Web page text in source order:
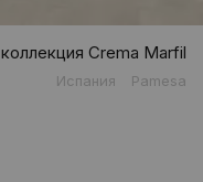
коллекция Crema Marfil
Испания Pamesa